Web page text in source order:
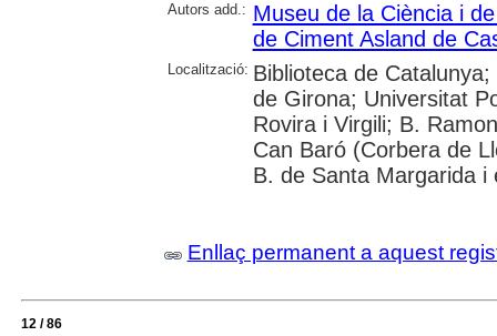
Autors add.: Museu de la Ciència i
de Ciment Asland de
Localització: Biblioteca de
de Girona; Universitat
Rovira i Virgili; B.
Can Baró (Corbera de
B. de Santa Margarida i
Enllaç permanent a aquest
12 / 86